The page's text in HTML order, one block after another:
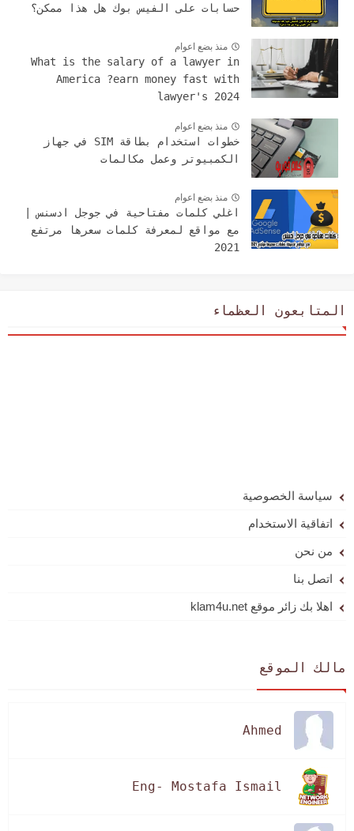
حسابات على الفيس بوك هل هذا ممكن؟
منذ بضع اعوام
What is the salary of a lawyer in
America ?earn money fast with
lawyer's 2024
منذ بضع اعوام
خطوات استخدام بطاقة SIM في جهاز
الكمبيوتر وعمل مكالمات
منذ بضع اعوام
اغلي كلمات مفتاحية في جوجل ادسنس |
مع مواقع لمعرفة كلمات سعرها مرتفع
2021
المتابعون العظماء
سياسة الخصوصية
اتفاقية الاستخدام
من نحن
اتصل بنا
اهلا بك زائر موقع klam4u.net
مالك الموقع
Ahmed
Eng- Mostafa Ismail